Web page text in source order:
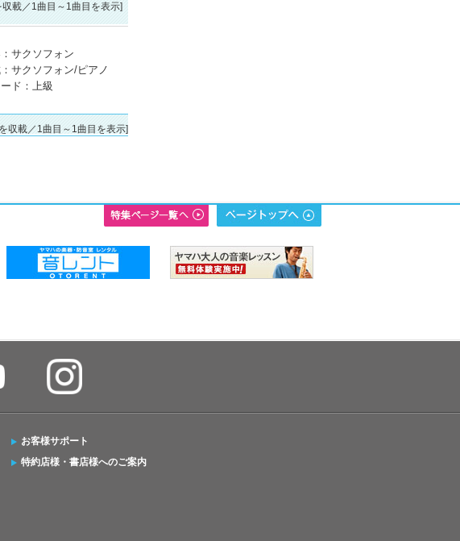
収載／1曲目～1曲目を表示]
サクソフォン
サクソフォン/ピアノ
ド：上級
収載／1曲目～1曲目を表示]
お客様サポート
特約店様・書店様へのご案内